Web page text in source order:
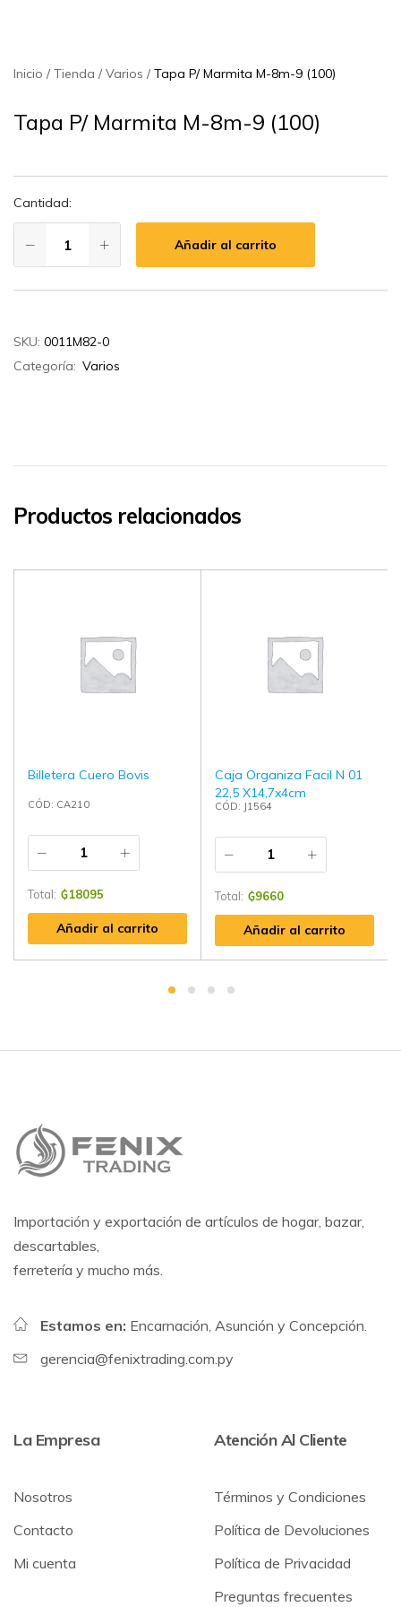
Inicio Tienda Varios Tapa P/ Marmita M-8m-9 (100)
Tapa P/ Marmita M-8m-9 (100)
Cantidad:
Añadir al carrito
SKU: 0011M82-0
Categoría: Varios
Productos relacionados
Billetera Cuero Bovis
CÓD: CA210
Total: ₲18095
Añadir al carrito
Caja Organiza Facil N 01
22,5 X14,7x4cm
CÓD: J1564
Total: ₲9660
Añadir al carrito
Importación y exportación de artículos de hogar, bazar,
descartables,
ferretería y mucho más.
Estamos en: Encarnación, Asunción y Concepción.
gerencia@fenixtrading.com.py
La Empresa
Nosotros
Contacto
Mi cuenta
Atención Al Cliente
Términos y Condiciones
Política de Devoluciones
Política de Privacidad
Preguntas frecuentes